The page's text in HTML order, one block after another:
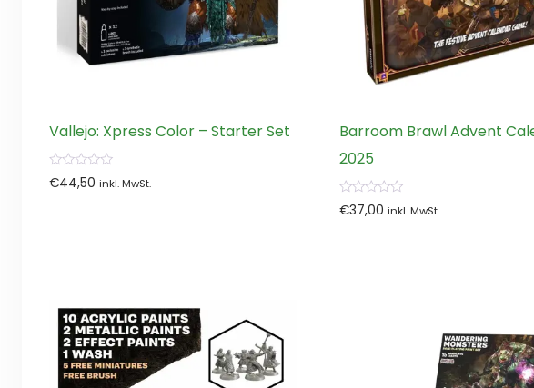
Vallejo: Xpress Color – Starter Set
0
von
€44,50 inkl. MwSt.
Barroom Brawl Advent
2025
0
von
€37,00 inkl. MwSt.